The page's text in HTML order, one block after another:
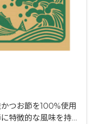
つお節を100%使用
特徴的な風味を持つ